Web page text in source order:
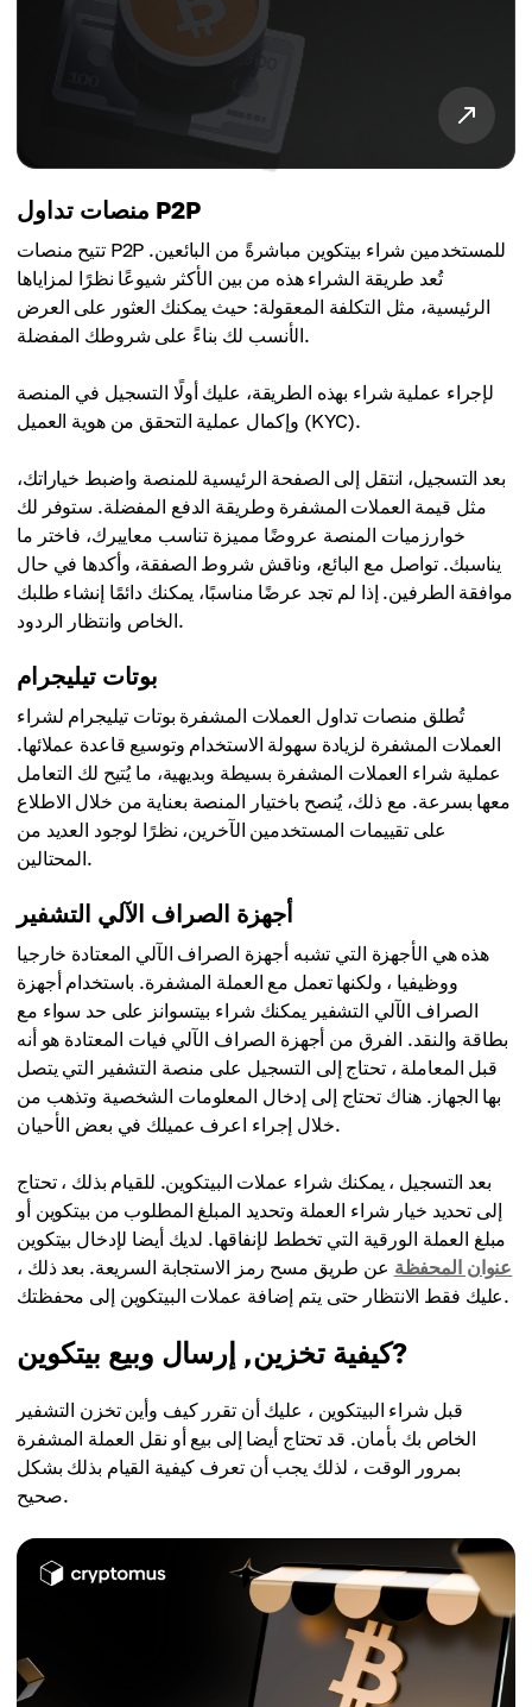
منصات تداول P2P
تتيح منصات P2P للمستخدمين شراء بيتكوين مباشرةً من البائعين.
تُعد طريقة الشراء هذه من بين الأكثر شيوعًا نظرًا لمزاياها
الرئيسية، مثل التكلفة المعقولة: حيث يمكنك العثور على العرض
الأنسب لك بناءً على شروطك المفضلة.
لإجراء عملية شراء بهذه الطريقة، عليك أولًا التسجيل في المنصة
وإكمال عملية التحقق من هوية العميل (KYC).
بعد التسجيل، انتقل إلى الصفحة الرئيسية للمنصة واضبط خياراتك،
مثل قيمة العملات المشفرة وطريقة الدفع المفضلة. ستوفر لك
خوارزميات المنصة عروضًا مميزة تناسب معاييرك، فاختر ما
يناسبك. تواصل مع البائع، وناقش شروط الصفقة، وأكدها في حال
موافقة الطرفين. إذا لم تجد عرضًا مناسبًا، يمكنك دائمًا إنشاء طلبك
الخاص وانتظار الردود.
بوتات تيليجرام
تُطلق منصات تداول العملات المشفرة بوتات تيليجرام لشراء
العملات المشفرة لزيادة سهولة الاستخدام وتوسيع قاعدة عملائها.
عملية شراء العملات المشفرة بسيطة وبديهية، ما يُتيح لك التعامل
معها بسرعة. مع ذلك، يُنصح باختيار المنصة بعناية من خلال الاطلاع
على تقييمات المستخدمين الآخرين، نظرًا لوجود العديد من
المحتالين.
أجهزة الصراف الآلي التشفير
هذه هي الأجهزة التي تشبه أجهزة الصراف الآلي المعتادة خارجيا
ووظيفيا ، ولكنها تعمل مع العملة المشفرة. باستخدام أجهزة
الصراف الآلي التشفير يمكنك شراء بيتسوانز على حد سواء مع
بطاقة والنقد. الفرق من أجهزة الصراف الآلي فيات المعتادة هو أنه
قبل المعاملة ، تحتاج إلى التسجيل على منصة التشفير التي يتصل
بها الجهاز. هناك تحتاج إلى إدخال المعلومات الشخصية وتذهب من
خلال إجراء اعرف عميلك في بعض الأحيان.
بعد التسجيل ، يمكنك شراء عملات البيتكوين. للقيام بذلك ، تحتاج
إلى تحديد خيار شراء العملة وتحديد المبلغ المطلوب من بيتكوين أو
مبلغ العملة الورقية التي تخطط لإنفاقها. لديك أيضا لإدخال بيتكوين
عنوان المحفظة عن طريق مسح رمز الاستجابة السريعة. بعد ذلك ،
عليك فقط الانتظار حتى يتم إضافة عملات البيتكوين إلى محفظتك.
كيفية تخزين, إرسال وبيع بيتكوين?
قبل شراء البيتكوين ، عليك أن تقرر كيف وأين تخزن التشفير
الخاص بك بأمان. قد تحتاج أيضا إلى بيع أو نقل العملة المشفرة
بمرور الوقت ، لذلك يجب أن تعرف كيفية القيام بذلك بشكل
صحيح.